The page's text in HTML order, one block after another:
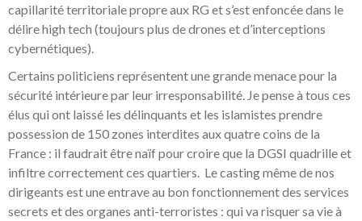
capillarité territoriale propre aux RG et s’est enfoncée dans le
délire high tech (toujours plus de drones et d’interceptions
cybernétiques).
Certains politiciens représentent une grande menace pour la
sécurité intérieure par leur irresponsabilité. Je pense à tous ces
élus qui ont laissé les délinquants et les islamistes prendre
possession de 150 zones interdites aux quatre coins de la
France : il faudrait être naïf pour croire que la DGSI quadrille et
infiltre correctement ces quartiers. Le casting même de nos
dirigeants est une entrave au bon fonctionnement des services
secrets et des organes anti-terroristes : qui va risquer sa vie à